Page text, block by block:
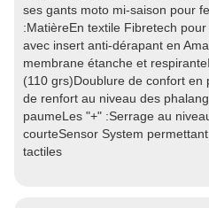
ses gants moto mi-saison pour
:MatièreEn textile Fibretech
avec insert anti-dérapant en
membrane étanche et
(110 grs)Doublure de confort en
de renfort au niveau des
paumeLes "+" :Serrage au
courteSensor System
tactiles